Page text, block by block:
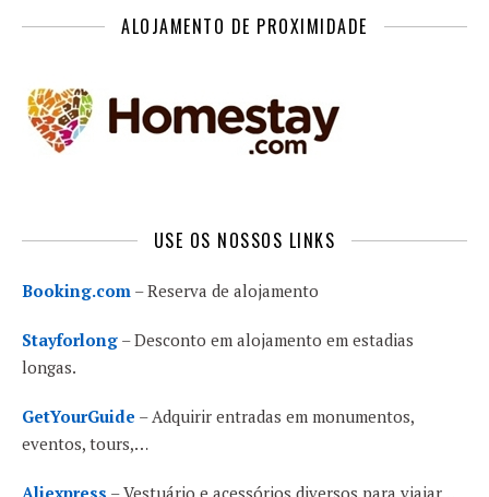
ALOJAMENTO DE PROXIMIDADE
USE OS NOSSOS LINKS
Booking.com – Reserva de alojamento
Stayforlong – Desconto em alojamento em estadias
longas.
GetYourGuide – Adquirir entradas em monumentos,
eventos, tours,…